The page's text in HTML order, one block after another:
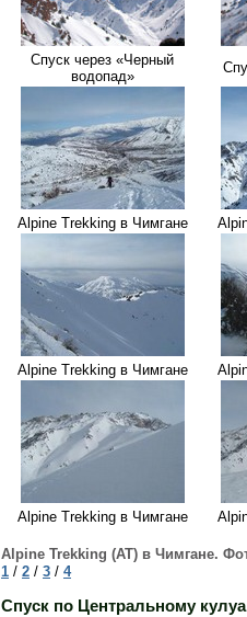
Спуск через «Черный
водопад»
Alpine Trekking в Чимгане
Alpine Trekking в Чимгане
Alpine Trekking в Чимгане
Alpine Trekking (AT) в Чимгане.
1 / 2 / 3 / 4
Спуск по Центральному